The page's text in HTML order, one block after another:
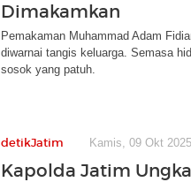
Dimakamkan
Pemakaman Muhammad Adam
diwarnai tangis keluarga. Semasa
sosok yang patuh.
detikJatim Kamis, 09 Okt
Kapolda Jatim